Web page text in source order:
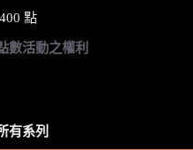
400 點
數活動之權利
有系列